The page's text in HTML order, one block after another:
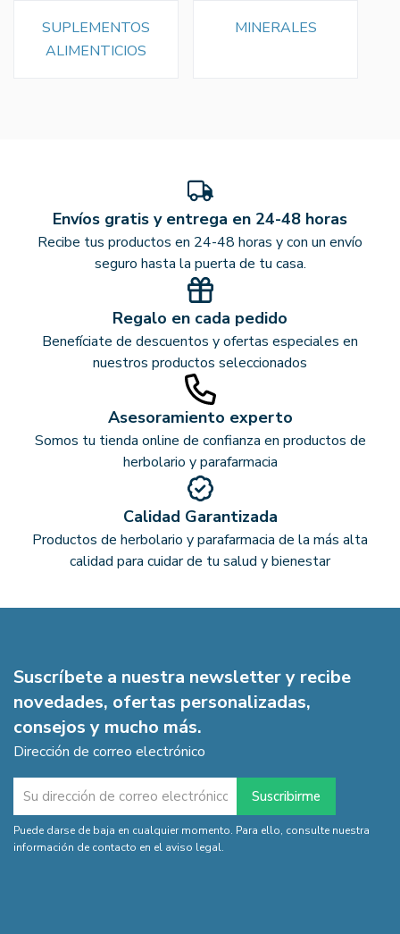
SUPLEMENTOS
ALIMENTICIOS
MINERALES
Envíos gratis y entrega en 24-48 horas
Recibe tus productos en 24-48 horas y con un envío
seguro hasta la puerta de tu casa.
Regalo en cada pedido
Benefíciate de descuentos y ofertas especiales en
nuestros productos seleccionados
Asesoramiento experto
Somos tu tienda online de confianza en productos de
herbolario y parafarmacia
Calidad Garantizada
Productos de herbolario y parafarmacia de la más alta
calidad para cuidar de tu salud y bienestar
Suscríbete a nuestra newsletter y recibe
novedades, ofertas personalizadas,
consejos y mucho más.
Dirección de correo electrónico
Puede darse de baja en cualquier momento. Para ello, consulte nuestra
información de contacto en el aviso legal.